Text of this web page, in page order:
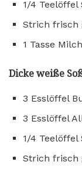
1/4 Teelöffel
Strich frisch
1 Tasse
Dicke weiße
3 Esslöffel
3 Esslöffel
1/4 Teelöffel
Strich frisch